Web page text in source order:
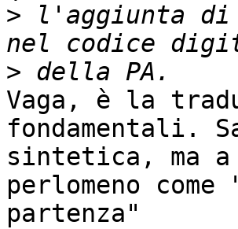
> l'aggiunta di
>
Vaga, è la
fondamentali.
sintetica, ma a
perlomeno
partenza"